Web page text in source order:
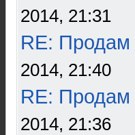
2014, 21:31
RE: Продам
2014, 21:40
RE: Продам
2014, 21:36